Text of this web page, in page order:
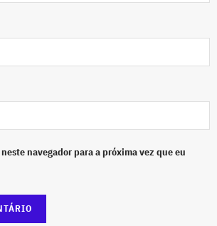
navegador para a próxima vez que eu